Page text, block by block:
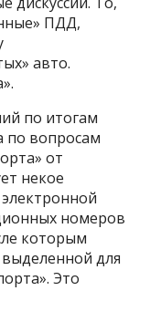
ПДД,
авто.
по итогам
по вопросам
от
некое
номеров
которым
для
Это